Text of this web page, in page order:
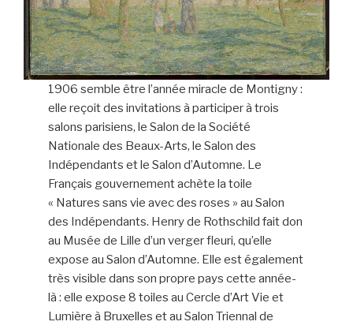
1906 semble être l’année miracle de Montigny :
elle reçoit des invitations à participer à trois
salons parisiens, le Salon de la Société
Nationale des Beaux-Arts, le Salon des
Indépendants et le Salon d’Automne. Le
Français gouvernement achète la toile
« Natures sans vie avec des roses » au Salon
des Indépendants. Henry de Rothschild fait don
au Musée de Lille d’un verger fleuri, qu’elle
expose au Salon d’Automne. Elle est également
très visible dans son propre pays cette année-
là : elle expose 8 toiles au Cercle d’Art Vie et
Lumière à Bruxelles et au Salon Triennal de